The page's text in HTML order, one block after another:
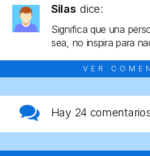
Silas dice:
Significa que una
sea, no inspira para
VER
Hay 24